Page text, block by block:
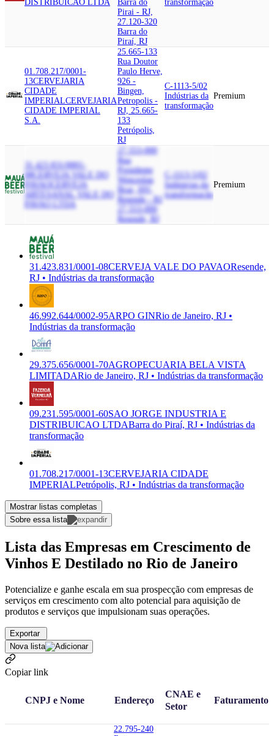
DISTRIBUICAO LTDA
Barra do
Pirai - RJ,
27.120-320
Barra do
Piraí, RJ
transformação
01.708.217/0001-
13CERVEJARIA
CIDADE
IMPERIALCERVEJARIA
CIDADE IMPERIAL
S.A.
25.665-133
Rua Doutor
Paulo Herve,
926 -
Bingen,
Petropolis -
RJ, 25.665-
133
Petrópolis,
RJ
C-1113-5/02
Indústrias da
transformação
Premium
31.423.831/0001-
08
CERVEJA VALE DO
PAVAO
ARTESANAL VALE DO
PAVAO LTDA
27.553-000
Rua
Presidente
Wenceslau
Braz, 691,
Resende - RJ,
27.553-000
Resende, RJ
C-1113-5/02
Indústrias da
transformação
Premium
31.423.831/0001-08CERVEJA VALE DO PAVAOResende,
RJ • Indústrias da transformação
46.992.644/0002-95ARPO GINRio de Janeiro, RJ •
Indústrias da transformação
29.375.656/0001-70AGROPECUARIA BELA VISTA
LIMITADARio de Janeiro, RJ • Indústrias da transformação
09.231.595/0001-60SAO JORGE INDUSTRIA E
DISTRIBUICAO LTDABarra do Piraí, RJ • Indústrias da
transformação
01.708.217/0001-13CERVEJARIA CIDADE
IMPERIALPetrópolis, RJ • Indústrias da transformação
Mostrar listas completas
Sobre essa lista
Lista das Empresas em Crescimento de
Vinhos E Destilado no Rio de Janeiro
Potencialize e ganhe escala em sua prospecção com empresas de
serviços em crescimento com alto potencial para aquisição de
produtos e serviços que impulsionam suas operações.
Exportar
Nova lista
Copiar link
CNPJ e Nome Endereço
CNAE e
Setor
Faturamento
22.795-240